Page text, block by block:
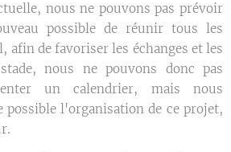
nous ne pouvons pas prévoir
possible de réunir tous les
afin de favoriser les échanges et les
nous ne pouvons donc pas
un calendrier, mais nous
possible l'organisation de ce projet,